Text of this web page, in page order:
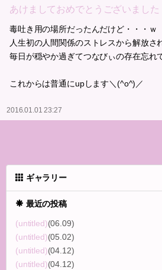
あけましておめでとうございました
毒吐き用の場所だったんだけど・・・ｗ
人生初の人間関係のストレスから解放さ
毎日が穏やか過ぎてつなびぃの存在忘れ
これからは普通にupします＼(^o^)／
2016.01.01 23:27
ギャラリー
最近の投稿
(untitled)(06.09)
(untitled)(05.02)
(untitled)(04.12)
(untitled)(04.12)